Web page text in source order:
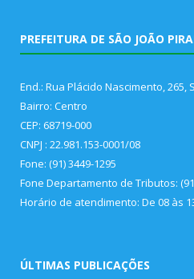
PREFEITURA DE SÃO JOÃO
End.: Rua Plácido Nascimento, 265,
Bairro: Centro
CEP: 68719-000
CNPJ : 22.981.153-0001/08
Fone: (91) 3449-1295
Fone Departamento de Tributos:
Horário de atendimento: De 08 às
ÚLTIMAS PUBLICAÇÕES